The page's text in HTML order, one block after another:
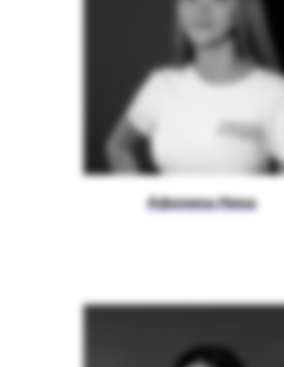
Афонина Нина